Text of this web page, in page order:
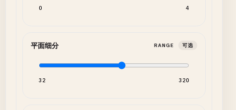
0 4
平面细分 RANGE 可选
32 320